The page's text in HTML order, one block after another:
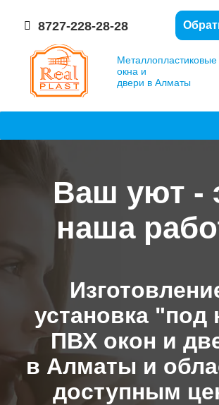
8727-228-28-28
Металлопластиковые
окна и
двери в Алматы
Ваш уют -
наша
установка "под
ПВХ окон и
в Алматы и
доступным